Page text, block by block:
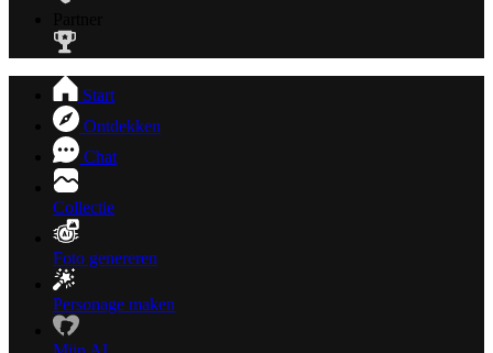
Start
Ontdekken
Chat
Collectie
Foto genereren
Personage maken